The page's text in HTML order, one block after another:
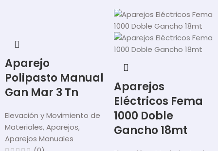
Aparejo
Polipasto Manual
Gan Mar 3 Tn
Elevación y Movimiento de
Materiales,Aparejos,
Aparejos Manuales
Aparejos
Eléctricos Fema
1000 Doble
Gancho 18mt